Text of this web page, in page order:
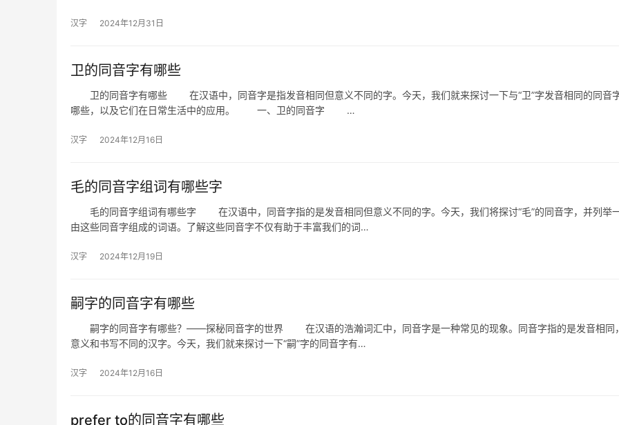
汉字 2024年12月31日
卫的同音字有哪些
卫的同音字有哪些 在汉语中，同音字是指发音相同但意义不同的字。今天，我们就来探讨一下与“卫”字发音相同的同音
哪些，以及它们在日常生活中的应用。 一、卫的同音字 …
汉字 2024年12月16日
毛的同音字组词有哪些字
毛的同音字组词有哪些字 在汉语中，同音字指的是发音相同但意义不同的字。今天，我们将探讨“毛”的同音字，并列举
由这些同音字组成的词语。了解这些同音字不仅有助于丰富我们的词…
汉字 2024年12月19日
嗣字的同音字有哪些
嗣字的同音字有哪些？——探秘同音字的世界 在汉语的浩瀚词汇中，同音字是一种常见的现象。同音字指的是发音相同
意义和书写不同的汉字。今天，我们就来探讨一下“嗣”字的同音字有…
汉字 2024年12月16日
prefer to的同音字有哪些